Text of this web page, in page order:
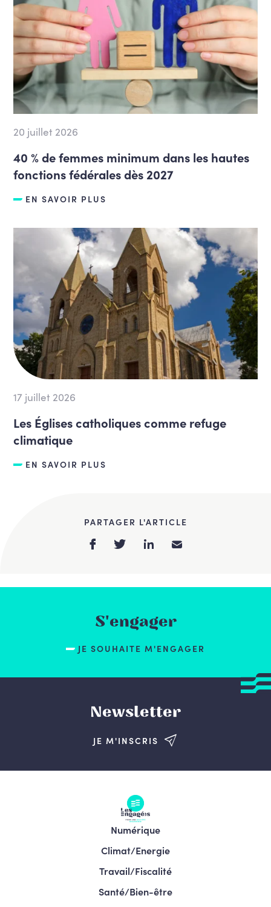
20 juillet 2026
40 % de femmes minimum dans les hautes
fonctions fédérales dès 2027
EN SAVOIR PLUS
17 juillet 2026
Les Églises catholiques comme refuge
climatique
EN SAVOIR PLUS
PARTAGER L'ARTICLE
S'engager
JE SOUHAITE M'ENGAGER
Newsletter
JE M'INSCRIS
Numérique
Climat/Energie
Travail/Fiscalité
Santé/Bien-être